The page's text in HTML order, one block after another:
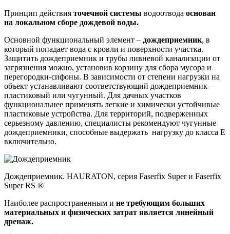
Принцип действия точечной системы водоотвода основан
на локальном сборе дождевой воды.
Основной функциональный элемент – дождеприемник, в
который попадает вода с кровли и поверхности участка.
Защитить дождеприемник и трубы ливневой канализации от
загрязнения можно, установив корзину для сбора мусора и
перегородки-сифоны. В зависимости от степени нагрузки на
объект устанавливают соответствующий дождеприемник –
пластиковый или чугунный. Для дачных участков
функциональнее применять легкие и химически устойчивые
пластиковые устройства. Для территорий, подверженных
серьезному давлению, специалисты рекомендуют чугунные
дождеприемники, способные выдержать нагрузку до класса Е
включительно.
Дождеприемник. HAURATON, серия Faserfix Super и Faserfix
Super RS ®
Наиболее распространенным и не требующим больших
материальных и физических затрат является линейный
дренаж.